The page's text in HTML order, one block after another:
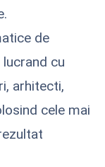
de
cu
arhitecti,
cele mai